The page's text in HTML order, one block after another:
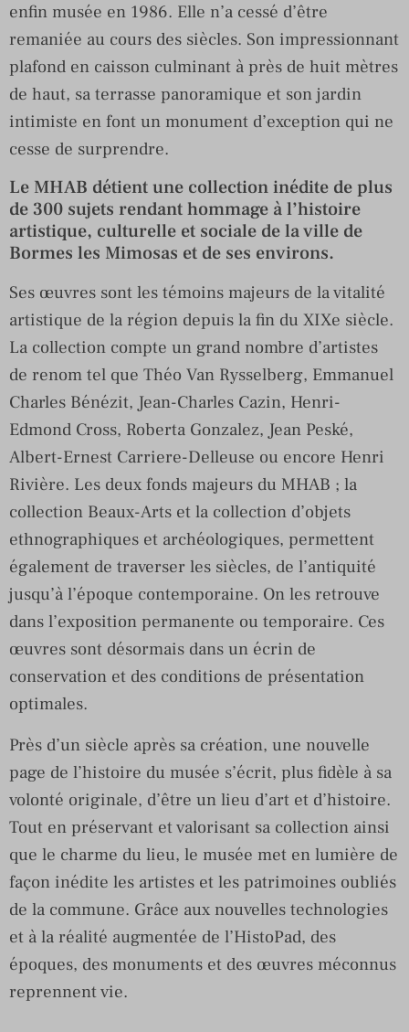
enfin musée en 1986. Elle n’a cessé d’être
remaniée au cours des siècles. Son impressionnant
plafond en caisson culminant à près de huit mètres
de haut, sa terrasse panoramique et son jardin
intimiste en font un monument d’exception qui ne
cesse de surprendre.
Le MHAB détient une collection inédite de plus
de 300 sujets rendant hommage à l’histoire
artistique, culturelle et sociale de la ville de
Bormes les Mimosas et de ses environs.
Ses œuvres sont les témoins majeurs de la vitalité
artistique de la région depuis la fin du XIXe siècle.
La collection compte un grand nombre d’artistes
de renom tel que Théo Van Rysselberg, Emmanuel
Charles Bénézit, Jean-Charles Cazin, Henri-
Edmond Cross, Roberta Gonzalez, Jean Peské,
Albert-Ernest Carriere-Delleuse ou encore Henri
Rivière. Les deux fonds majeurs du MHAB ; la
collection Beaux-Arts et la collection d’objets
ethnographiques et archéologiques, permettent
également de traverser les siècles, de l’antiquité
jusqu’à l’époque contemporaine. On les retrouve
dans l’exposition permanente ou temporaire. Ces
œuvres sont désormais dans un écrin de
conservation et des conditions de présentation
optimales.
Près d’un siècle après sa création, une nouvelle
page de l’histoire du musée s’écrit, plus fidèle à sa
volonté originale, d’être un lieu d’art et d’histoire.
Tout en préservant et valorisant sa collection ainsi
que le charme du lieu, le musée met en lumière de
façon inédite les artistes et les patrimoines oubliés
de la commune. Grâce aux nouvelles technologies
et à la réalité augmentée de l’HistoPad, des
époques, des monuments et des œuvres méconnus
reprennent vie.